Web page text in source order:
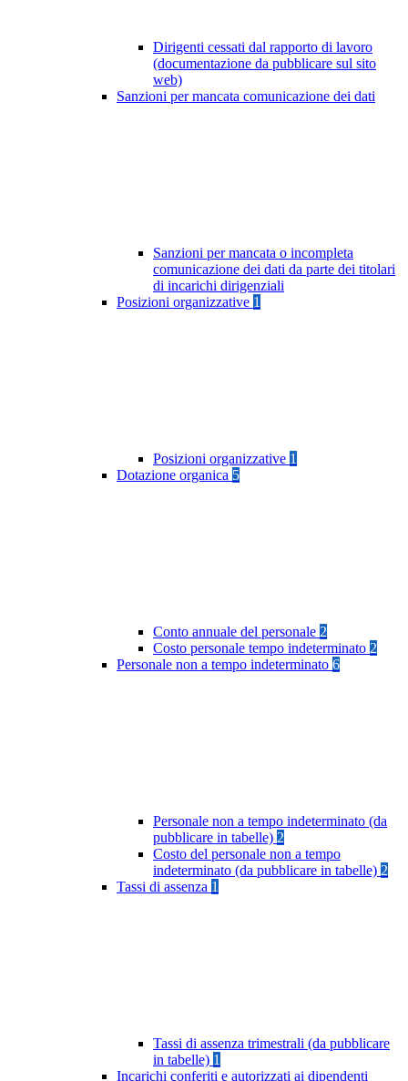
Dirigenti cessati dal rapporto di lavoro
(documentazione da pubblicare sul sito
web)
Sanzioni per mancata comunicazione dei dati
Sanzioni per mancata o incompleta
comunicazione dei dati da parte dei titolari
di incarichi dirigenziali
Posizioni organizzative 1
Posizioni organizzative 1
Dotazione organica 5
Conto annuale del personale 2
Costo personale tempo indeterminato 2
Personale non a tempo indeterminato 6
Personale non a tempo indeterminato (da
pubblicare in tabelle) 2
Costo del personale non a tempo
indeterminato (da pubblicare in tabelle) 2
Tassi di assenza 1
Tassi di assenza trimestrali (da pubblicare
in tabelle) 1
Incarichi conferiti e autorizzati ai dipendenti